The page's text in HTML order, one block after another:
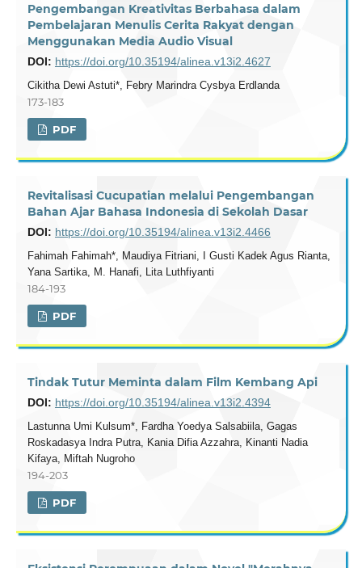
Pengembangan Kreativitas Berbahasa dalam
Pembelajaran Menulis Cerita Rakyat dengan
Menggunakan Media Audio Visual
DOI: https://doi.org/10.35194/alinea.v13i2.4627
Cikitha Dewi Astuti*, Febry Marindra Cysbya Erdlanda
173-183
PDF
Revitalisasi Cucupatian melalui Pengembangan
Bahan Ajar Bahasa Indonesia di Sekolah Dasar
DOI: https://doi.org/10.35194/alinea.v13i2.4466
Fahimah Fahimah*, Maudiya Fitriani, I Gusti Kadek Agus Rianta,
Yana Sartika, M. Hanafi, Lita Luthfiyanti
184-193
PDF
Tindak Tutur Meminta dalam Film Kembang Api
DOI: https://doi.org/10.35194/alinea.v13i2.4394
Lastunna Umi Kulsum*, Fardha Yoedya Salsabiila, Gagas
Roskadasya Indra Putra, Kania Difia Azzahra, Kinanti Nadia
Kifaya, Miftah Nugroho
194-203
PDF